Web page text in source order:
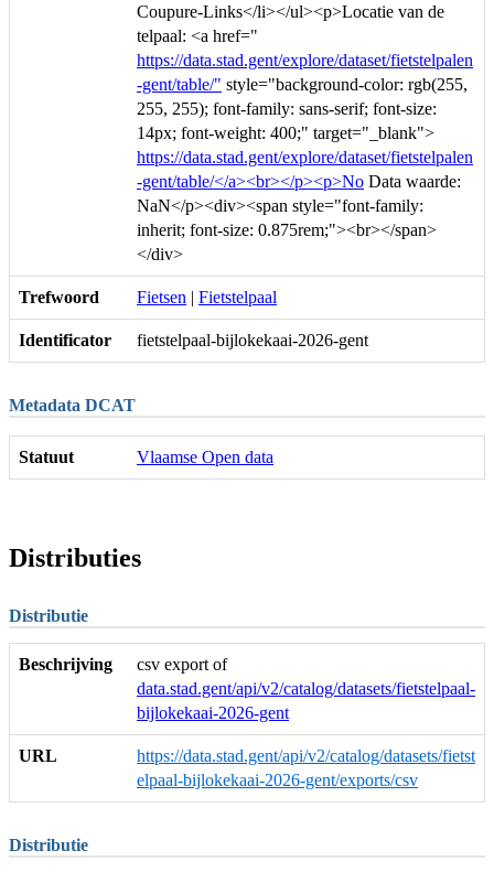
Coupure-Links</li></ul><p>Locatie van de
telpaal: <a href="
https://data.stad.gent/explore/dataset/fietstelpalen
-gent/table/" style="background-color: rgb(255,
255, 255); font-family: sans-serif; font-size:
14px; font-weight: 400;" target="_blank">
https://data.stad.gent/explore/dataset/fietstelpalen
-gent/table/</a><br></p><p>No Data waarde:
NaN</p><div><span style="font-family:
inherit; font-size: 0.875rem;"><br></span>
</div>
Trefwoord Fietsen | Fietstelpaal
Identificator fietstelpaal-bijlokekaai-2026-gent
Metadata DCAT
Statuut Vlaamse Open data
Distributies
Distributie
Beschrijving
csv export of
data.stad.gent/api/v2/catalog/datasets/fietstelpaal-
bijlokekaai-2026-gent
URL
https://data.stad.gent/api/v2/catalog/datasets/fietst
elpaal-bijlokekaai-2026-gent/exports/csv
Distributie